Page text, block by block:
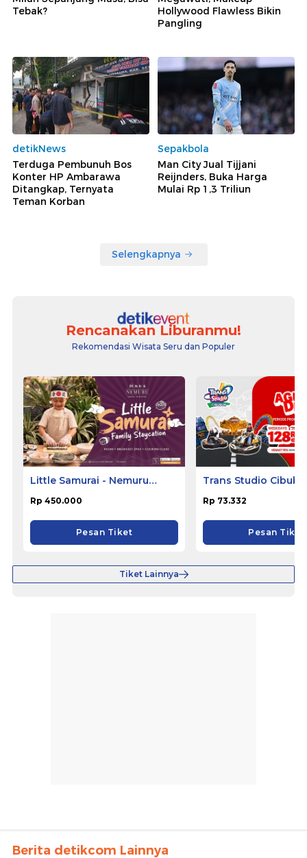
Tebak?
Hollywood Flawless Bikin
Pangling
detikNews
Terduga Pembunuh Bos
Konter HP Ambarawa
Ditangkap, Ternyata
Teman Korban
Sepakbola
Man City Jual Tijjani
Reijnders, Buka Harga
Mulai Rp 1,3 Triliun
Selengkapnya
Rencanakan Liburanmu!
Rekomendasi Wisata Seru dan Populer
Little Samurai - Nemuru
Rp 450.000
Pesan Tiket
Trans Studio
Rp 73.332
Pesan Tiket
Tiket Lainnya
Berita detikcom Lainnya